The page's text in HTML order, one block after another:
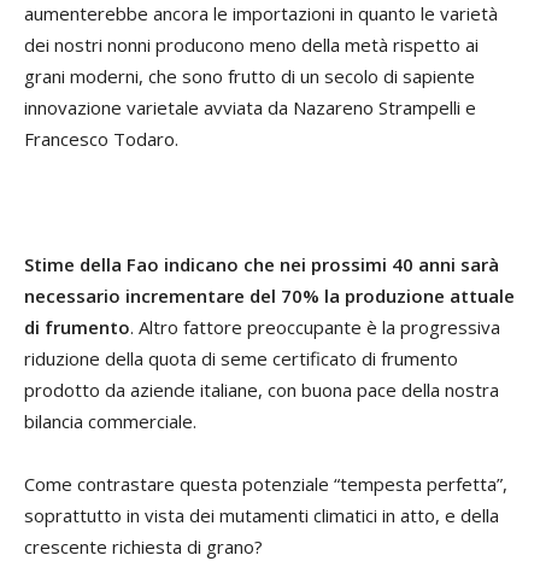
aumenterebbe ancora le importazioni in quanto le varietà
dei nostri nonni producono meno della metà rispetto ai
grani moderni, che sono frutto di un secolo di sapiente
innovazione varietale avviata da Nazareno Strampelli e
Francesco Todaro.
Stime della Fao indicano che nei prossimi 40 anni sarà
necessario incrementare del 70% la produzione attuale
di frumento. Altro fattore preoccupante è la progressiva
riduzione della quota di seme certificato di frumento
prodotto da aziende italiane, con buona pace della nostra
bilancia commerciale.
Come contrastare questa potenziale “tempesta perfetta”,
soprattutto in vista dei mutamenti climatici in atto, e della
crescente richiesta di grano?